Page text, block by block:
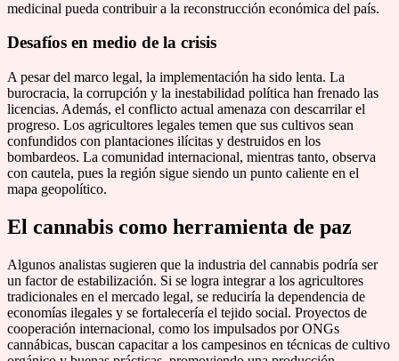
medicinal pueda contribuir a la reconstrucción económica del país.
Desafíos en medio de la crisis
A pesar del marco legal, la implementación ha sido lenta. La
burocracia, la corrupción y la inestabilidad política han frenado las
licencias. Además, el conflicto actual amenaza con descarrilar el
progreso. Los agricultores legales temen que sus cultivos sean
confundidos con plantaciones ilícitas y destruidos en los
bombardeos. La comunidad internacional, mientras tanto, observa
con cautela, pues la región sigue siendo un punto caliente en el
mapa geopolítico.
El cannabis como herramienta de paz
Algunos analistas sugieren que la industria del cannabis podría ser
un factor de estabilización. Si se logra integrar a los agricultores
tradicionales en el mercado legal, se reduciría la dependencia de
economías ilegales y se fortalecería el tejido social. Proyectos de
cooperación internacional, como los impulsados por ONGs
cannábicas, buscan capacitar a los campesinos en técnicas de cultivo